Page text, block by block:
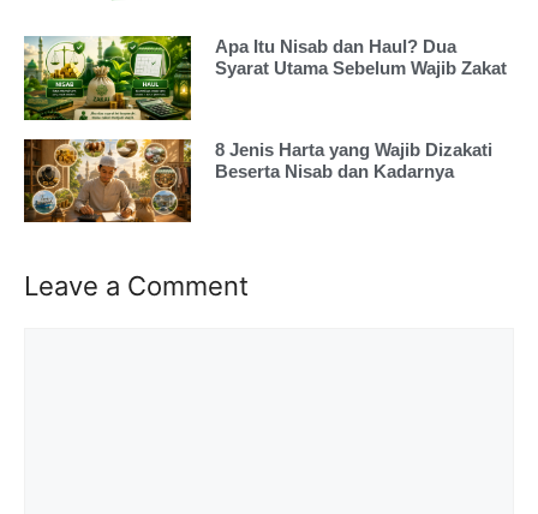
Apa Itu Nisab dan Haul? Dua
Syarat Utama Sebelum Wajib Zakat
8 Jenis Harta yang Wajib Dizakati
Beserta Nisab dan Kadarnya
Leave a Comment